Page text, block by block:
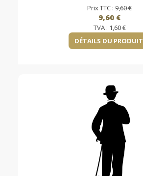
Prix TTC : 9,60 €
9,60 €
TVA : 1,60 €
DÉTAILS DU PRODUIT